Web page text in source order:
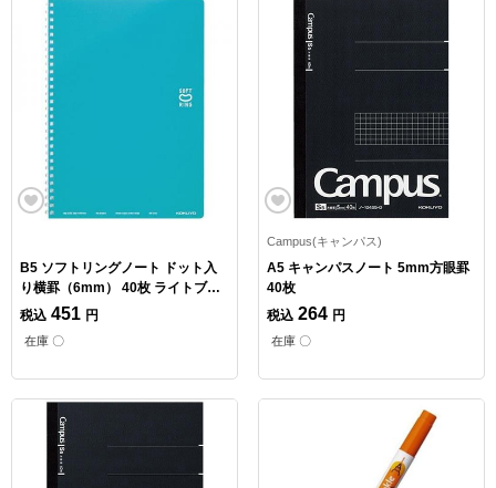
B5 ソフトリングノート ドット入
り横罫（6mm） 40枚 ライトブル
ー
税込 451 円
在庫 〇
Campus(キャンパス)
A5 キャンパスノート 5mm方眼罫
40枚
税込 264 円
在庫 〇